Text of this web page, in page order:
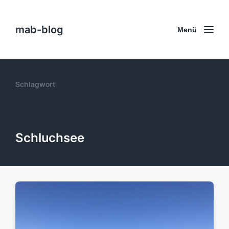
mab-blog Menü
Schlagwort
Schluchsee